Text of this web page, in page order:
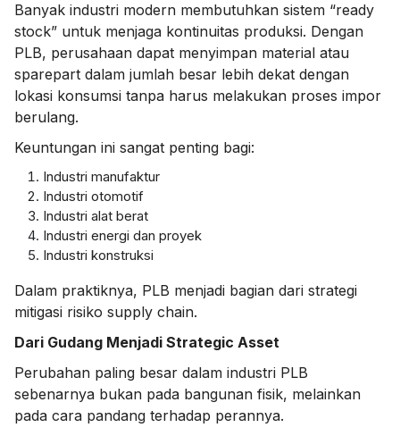
Banyak industri modern membutuhkan sistem “ready
stock” untuk menjaga kontinuitas produksi. Dengan
PLB, perusahaan dapat menyimpan material atau
sparepart dalam jumlah besar lebih dekat dengan
lokasi konsumsi tanpa harus melakukan proses impor
berulang.
Keuntungan ini sangat penting bagi:
Industri manufaktur
Industri otomotif
Industri alat berat
Industri energi dan proyek
Industri konstruksi
Dalam praktiknya, PLB menjadi bagian dari strategi
mitigasi risiko supply chain.
Dari Gudang Menjadi Strategic Asset
Perubahan paling besar dalam industri PLB
sebenarnya bukan pada bangunan fisik, melainkan
pada cara pandang terhadap perannya.